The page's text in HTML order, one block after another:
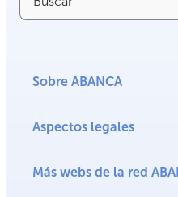
Sobre ABANCA
Aspectos legales
Más webs de la red